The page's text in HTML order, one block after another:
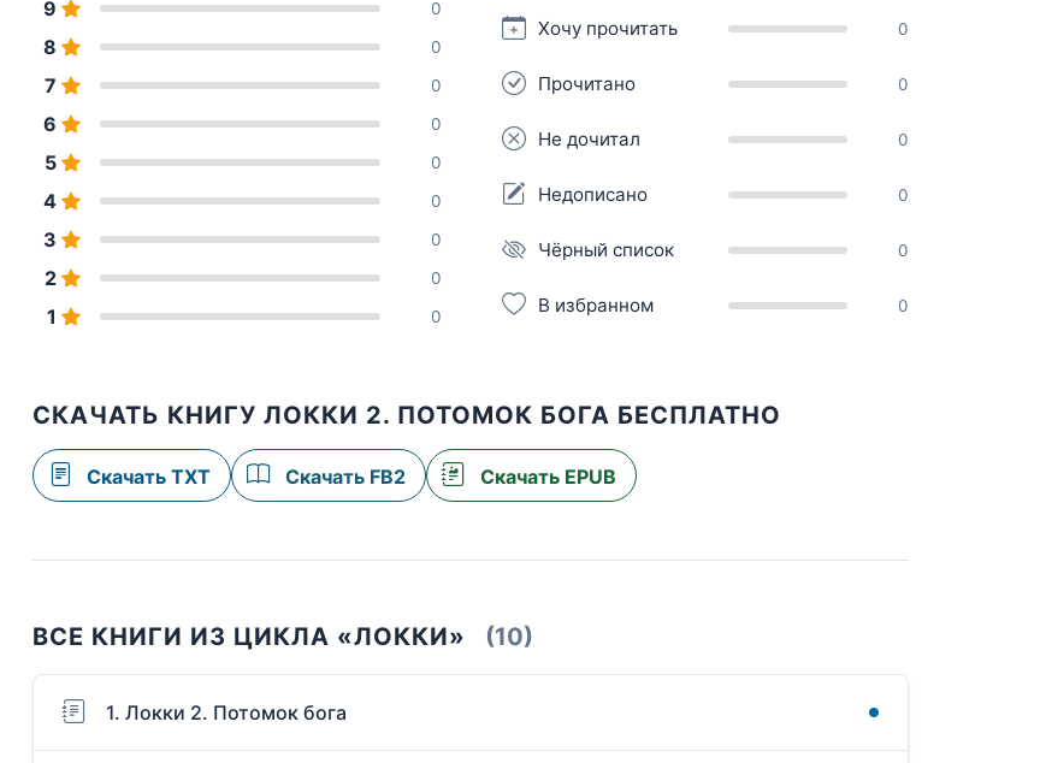
9 0
8 0
7 0
6 0
5 0
4 0
3 0
2 0
1 0
Хочу прочитать 0
Прочитано 0
Не дочитал 0
Недописано 0
Чёрный список 0
В избранном 0
СКАЧАТЬ КНИГУ ЛОККИ 2. ПОТОМОК БОГА БЕСПЛАТНО
Скачать TXT Скачать FB2 Скачать EPUB
ВСЕ КНИГИ ИЗ ЦИКЛА «ЛОККИ» (10)
1. Локки 2. Потомок бога